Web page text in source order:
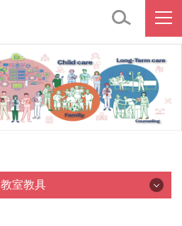
教室教具